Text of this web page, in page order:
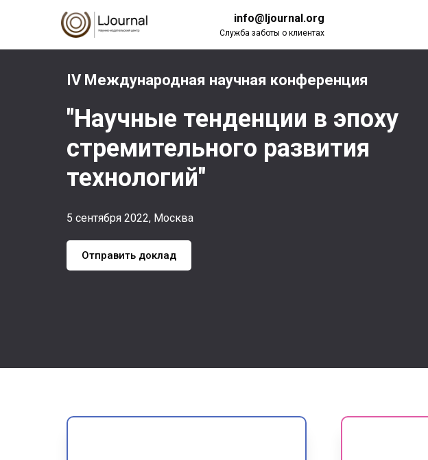
info@ljournal.org
Служба заботы о клиентах
IV Международная научная конференция
"Научные тенденции в эпоху
стремительного развития
технологий"
5 сентября 2022, Москва
Отправить доклад